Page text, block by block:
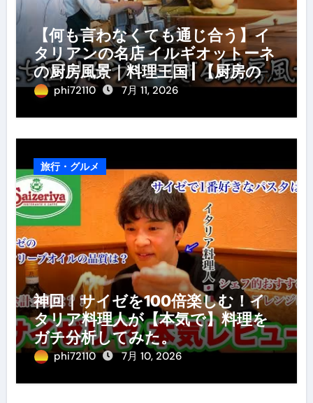
【何も言わなくても通じ合う】イ
タリアンの名店 イルギオットーネ
の厨房風景｜料理王国 | 【厨房の世
界】【イタリアン】【営業風景】
phi72110 7月 11, 2026
旅行・グルメ
神回｜サイゼを100倍楽しむ！イ
タリア料理人が【本気で】料理を
ガチ分析してみた。
phi72110 7月 10, 2026